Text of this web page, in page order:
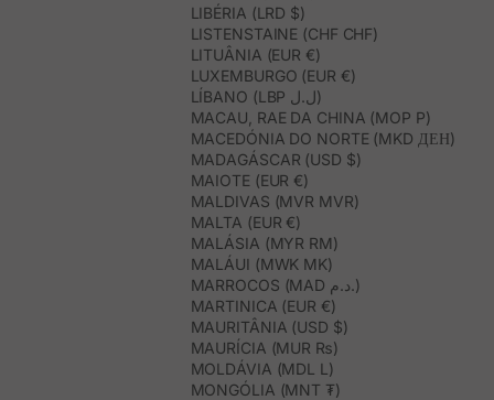
LIBÉRIA (LRD $)
LISTENSTAINE (CHF CHF)
LITUÂNIA (EUR €)
LUXEMBURGO (EUR €)
LÍBANO (LBP ل.ل)
MACAU, RAE DA CHINA (MOP P)
MACEDÓNIA DO NORTE (MKD ДЕН)
MADAGÁSCAR (USD $)
MAIOTE (EUR €)
MALDIVAS (MVR MVR)
MALTA (EUR €)
MALÁSIA (MYR RM)
MALÁUI (MWK MK)
MARROCOS (MAD د.م.)
MARTINICA (EUR €)
MAURITÂNIA (USD $)
MAURÍCIA (MUR ₨)
MOLDÁVIA (MDL L)
MONGÓLIA (MNT ₮)